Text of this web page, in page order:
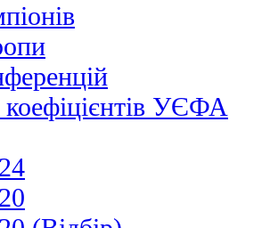
УЄФА